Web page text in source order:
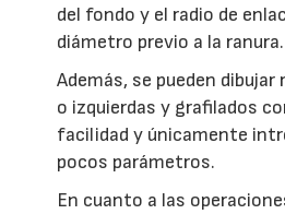
del fondo y el radio de
diámetro previo a la ranura.
Además, se pueden dibujar
o izquierdas y grafilados
facilidad y únicamente
pocos parámetros.
En cuanto a las